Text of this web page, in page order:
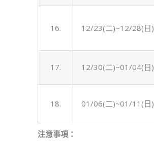
16. 12/23(二)~12/28(日)
17. 12/30(二)~01/04(日)
18. 01/06(二)~01/11(日)
注意事項：